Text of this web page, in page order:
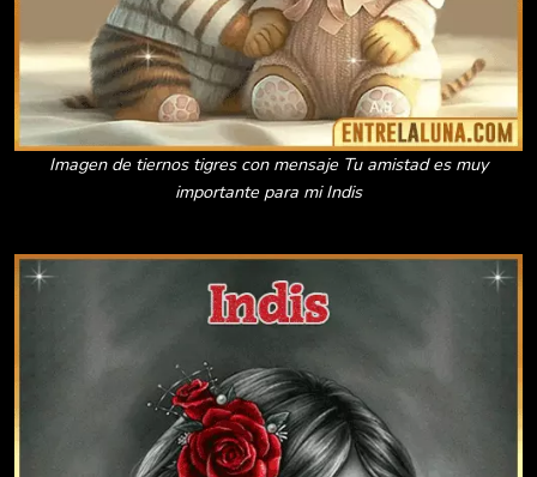
Imagen de tiernos tigres con mensaje Tu amistad es muy
importante para mi Indis